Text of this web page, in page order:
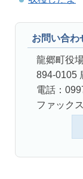
お問い合わ
龍郷町役
894-0105
電話：
ファック